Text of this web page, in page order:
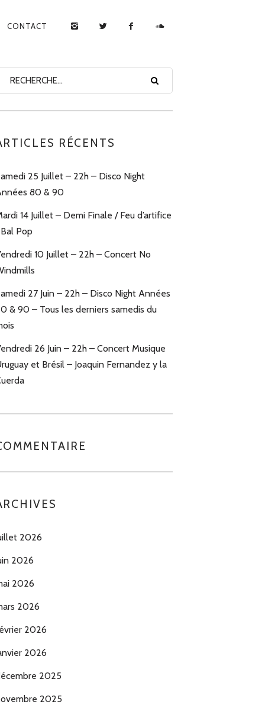
CONTACT
RÉCENTS
25 Juillet – 22h – Disco Night
80 & 90
14 Juillet – Demi Finale / Feu d’artifice
Pop
10 Juillet – 22h – Concert No
27 Juin – 22h – Disco Night Années
& 90 – Tous les derniers samedis du
26 Juin – 22h – Concert Musique
et Brésil – Joaquin Fernandez y la
2026
2026
2026
2026
2026
2026
2025
2025